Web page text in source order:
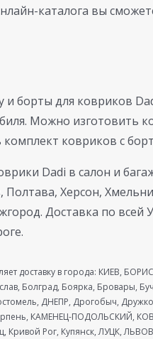
каталога вы
борты для ковриков
Можно изготовить
ковриков с
Dadi в салон и
Херсон,
Доставка по всей
доставку в города: КИЕВ,
Болград, Боярка, Бровары,
ДНЕПР, Дрогобыч,
КАМЕНЕЦ-ПОДОЛЬСКИЙ,
Кривой Рог, Купянск, ЛУЦК,